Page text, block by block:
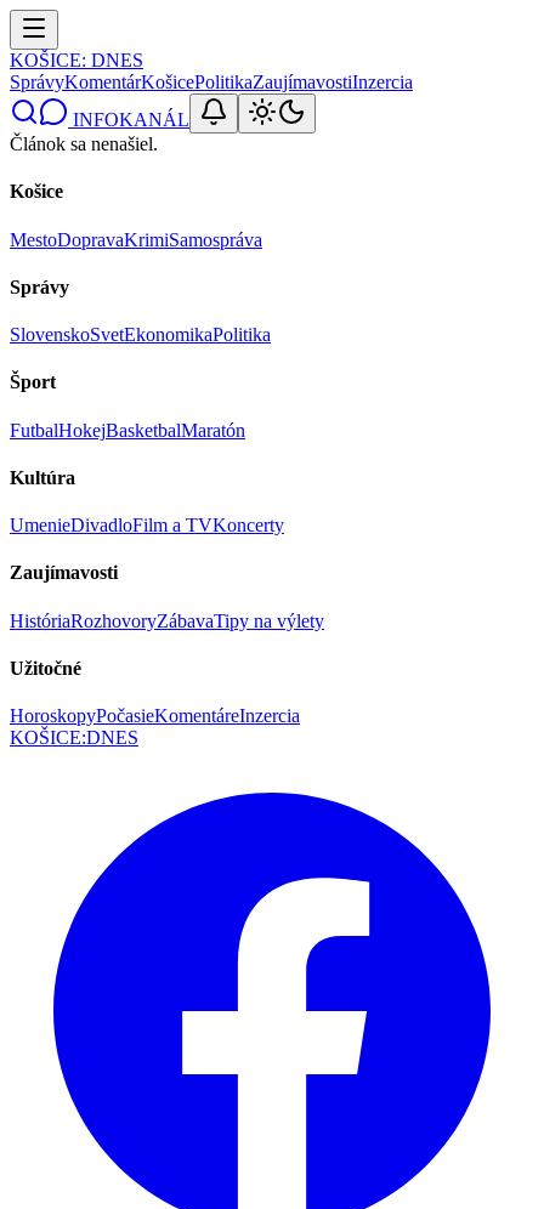
KOŠICE: DNES
SprávyKomentárKošicePolitikaZaujímavostiInzercia
INFOKANÁL
Článok sa nenašiel.
Košice
MestoDopravaKrimiSamospráva
Správy
SlovenskoSvetEkonomikaPolitika
Šport
FutbalHokejBasketbalMaratón
Kultúra
UmenieDivadloFilm a TVKoncerty
Zaujímavosti
HistóriaRozhovoryZábavaTipy na výlety
Užitočné
HoroskopyPočasieKomentáreInzercia
KOŠICE:DNES